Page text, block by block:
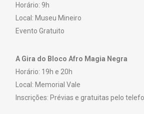
Horário: 9h
Local: Museu Mineiro
Evento Gratuito
A Gira do Bloco Afro Magia Negra
Horário: 19h e 20h
Local: Memorial Vale
Inscrições: Prévias e gratuitas pelo